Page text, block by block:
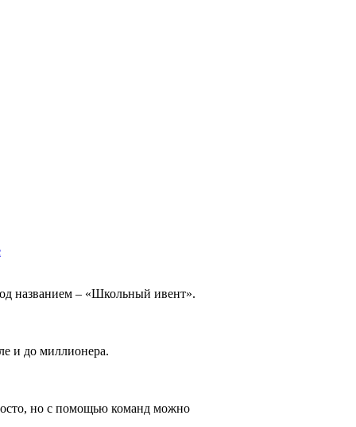
названием – «Школьный ивент».
и до миллионера.
но с помощью команд можно